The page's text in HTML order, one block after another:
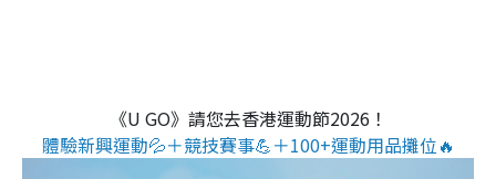
《U GO》請您去香港運動節2026！
體驗新興運動💦＋競技賽事💪＋100+運動用品攤位🔥